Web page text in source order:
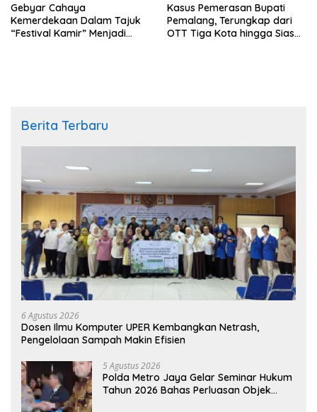
Gebyar Cahaya
Kemerdekaan Dalam Tajuk
“Festival Kamir” Menjadi
Kasus Pemerasan Bupati
Pemalang, Terungkap dari
OTT Tiga Kota hingga Siasat
Berita Terbaru
6 Agustus 2026
Dosen Ilmu Komputer UPER Kembangkan Netrash,
Pengelolaan Sampah Makin Efisien
5 Agustus 2026
Polda Metro Jaya Gelar Seminar Hukum
Tahun 2026 Bahas Perluasan Objek